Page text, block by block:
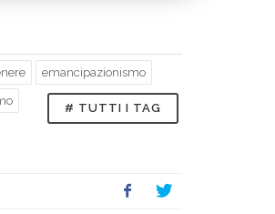
emancipazionismo
# TUTTI I TAG